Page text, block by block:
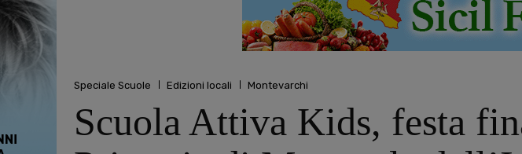
Speciale Scuole Edizioni locali Montevarchi
Scuola Attiva Kids, festa